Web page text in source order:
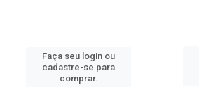
Faça seu login ou
cadastre-se para
comprar.